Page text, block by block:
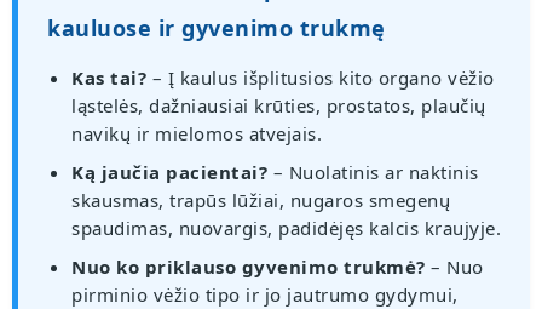
kauluose ir gyvenimo trukmę
Kas tai? – Į kaulus išplitusios kito organo vėžio
ląstelės, dažniausiai krūties, prostatos, plaučių
navikų ir mielomos atvejais.
Ką jaučia pacientai? – Nuolatinis ar naktinis
skausmas, trapūs lūžiai, nugaros smegenų
spaudimas, nuovargis, padidėjęs kalcis kraujyje.
Nuo ko priklauso gyvenimo trukmė? – Nuo
pirminio vėžio tipo ir jo jautrumo gydymui,